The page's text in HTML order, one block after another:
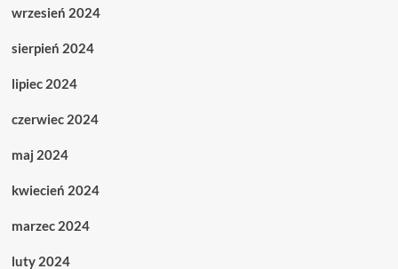
wrzesień 2024
sierpień 2024
lipiec 2024
czerwiec 2024
maj 2024
kwiecień 2024
marzec 2024
luty 2024